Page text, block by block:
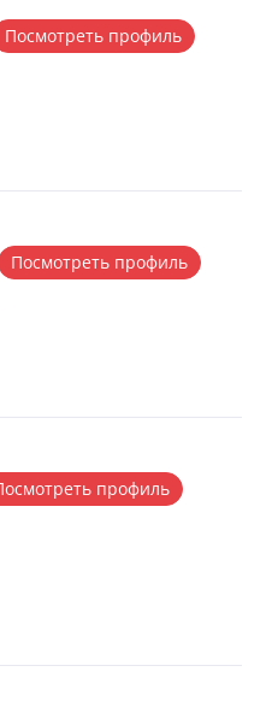
Посмотреть профиль
Посмотреть профиль
профиль